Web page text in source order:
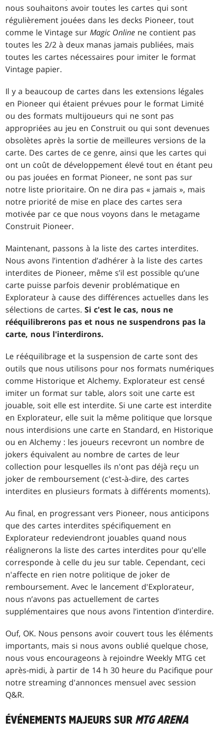
nous souhaitons avoir toutes les cartes qui sont
régulièrement jouées dans les decks Pioneer, tout
comme le Vintage surMagic Online ne contient pas
toutes les 2/2 à deux manas jamais publiées, mais
toutes les cartes nécessaires pour imiter le format
Vintage papier.
Il y a beaucoup de cartes dans les extensions légales
en Pioneer qui étaient prévues pour le format Limité
ou des formats multijoueurs qui ne sont pas
appropriées au jeu en Construit ou qui sont devenues
obsolètes après la sortie de meilleures versions de la
carte. Des cartes de ce genre, ainsi que les cartes qui
ont un coût de développement élevé tout en étant peu
ou pas jouées en format Pioneer, ne sont pas sur
notre liste prioritaire. On ne dira pas « jamais », mais
notre priorité de mise en place des cartes sera
motivée par ce que nous voyons dans le metagame
Construit Pioneer.
Maintenant, passons à la liste des cartes interdites.
Nous avons l’intention d’adhérer à la liste des cartes
interdites de Pioneer, même s’il est possible qu’une
carte puisse parfois devenir problématique en
Explorateur à cause des différences actuelles dans les
sélections de cartes.Si c'est le cas, nous ne
rééquilibrerons pas et nous ne suspendrons pas la
carte, nous l'interdirons.
Le rééquilibrage et la suspension de carte sont des
outils que nous utilisons pour nos formats numériques
comme Historique et Alchemy. Explorateur est censé
imiter un format sur table, alors soit une carte est
jouable, soit elle est interdite. Si une carte est interdite
en Explorateur, elle suit la même politique que lorsque
nous interdisions une carte en Standard, en Historique
ou en Alchemy : les joueurs recevront un nombre de
jokers équivalent au nombre de cartes de leur
collection pour lesquelles ils n'ont pas déjà reçu un
joker de remboursement (c'est-à-dire, des cartes
interdites en plusieurs formats à différents moments).
Au final, en progressant vers Pioneer, nous anticipons
que des cartes interdites spécifiquement en
Explorateur redeviendront jouables quand nous
réalignerons la liste des cartes interdites pour qu'elle
corresponde à celle du jeu sur table. Cependant, ceci
n'affecte en rien notre politique de joker de
remboursement. Avec le lancement d'Explorateur,
nous n’avons pas actuellement de cartes
supplémentaires que nous avons l’intention d’interdire.
Ouf, OK. Nous pensons avoir couvert tous les éléments
importants, mais si nous avons oublié quelque chose,
nous vous encourageons à rejoindre Weekly MTG cet
après-midi, à partir de 14 h 30 heure du Pacifique pour
notre streaming d'annonces mensuel avec session
Q&R.
ÉVÉNEMENTS MAJEURS SUR MTG ARENA